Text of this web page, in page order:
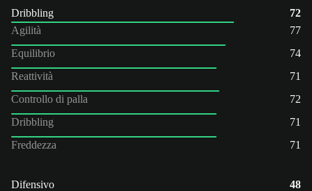
Dribbling
72
Agilità
77
Equilibrio
74
Reattività
71
Controllo di palla
72
Dribbling
71
Freddezza
71
Difensivo
48